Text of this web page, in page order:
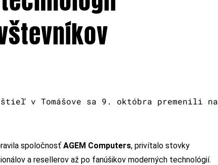
v Tomášove sa 9. októbra premenili na
spoločnosť AGEM Computers, privítalo stovky
a resellerov až po fanúšikov moderných technológií.